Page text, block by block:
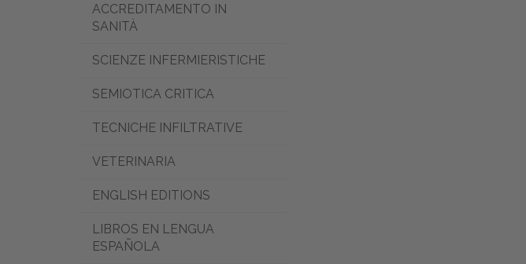
ACCREDITAMENTO IN
SANITÀ
SCIENZE INFERMIERISTICHE
SEMIOTICA CRITICA
TECNICHE INFILTRATIVE
VETERINARIA
ENGLISH EDITIONS
LIBROS EN LENGUA
ESPAÑOLA